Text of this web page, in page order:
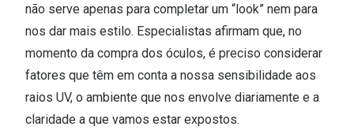
Marcas
Ray-Ban
Persol
Dailies
não serve apenas para completar um “look” nem para
nos dar mais estilo. Especialistas afirmam que, no
momento da compra dos óculos, é preciso considerar
fatores que têm em conta a nossa sensibilidade aos
raios UV, o ambiente que nos envolve diariamente e a
claridade a que vamos estar expostos.